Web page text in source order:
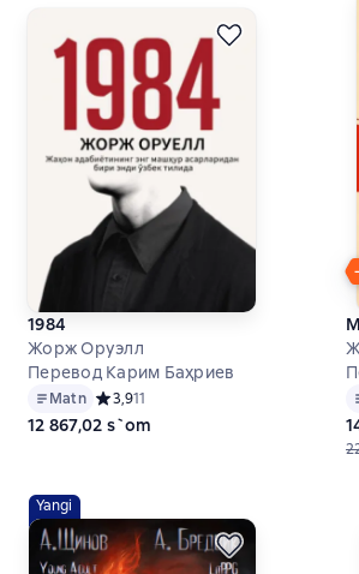
1984
Жорж Оруэлл
Перевод Карим Баҳриев
Matn Средний рейтинг 3,9 на основе 11
3,911
12 867,02 s`om
Yangi